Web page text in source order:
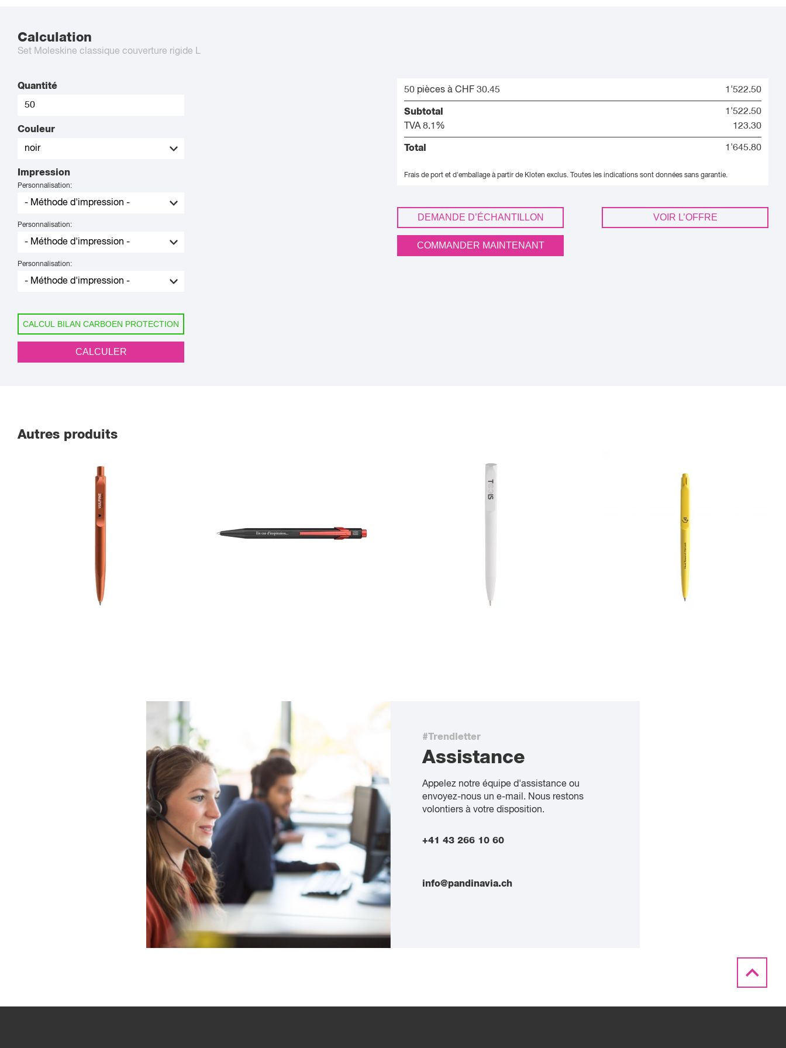
Calculation
Set Moleskine classique couverture rigide L
Quantité
Couleur
Impression
Personnalisation:
Personnalisation:
Personnalisation:
CALCUL BILAN CARBOEN PROTECTION
CALCULER
50 pièces à CHF 30.45 1'522.50
Subtotal
1'522.50
TVA 8.1%
123.30
Total 1'645.80
Frais de port et d'emballage à partir de Kloten exclus. Toutes les indications sont données sans garantie.
DEMANDE D’ÉCHANTILLON VOIR L’OFFRE
COMMANDER MAINTENANT
Autres produits
#Trendletter
Assistance
Appelez notre équipe d'assistance ou
envoyez-nous un e-mail. Nous restons
volontiers à votre disposition.
+41 43 266 10 60
info@pandinavia.ch